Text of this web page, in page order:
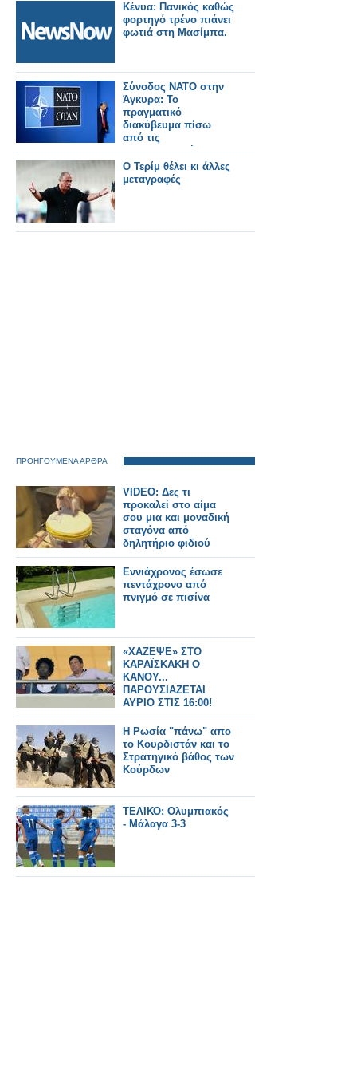
Κένυα: Πανικός καθώς
φορτηγό τρένο πιάνει
φωτιά στη Μασίμπα.
Σύνοδος ΝΑΤΟ στην
Άγκυρα: Το
πραγματικό
διακύβευμα πίσω
από τις
επικοινωνιακές
κορώνες και ο ρόλος
της Ελλάδας
Ο Τερίμ θέλει κι άλλες
μεταγραφές
ΠΡΟΗΓΟΥΜΕΝΑ ΑΡΘΡΑ
VIDEO: Δες τι
προκαλεί στο αίμα
σου μια και μοναδική
σταγόνα από
δηλητήριο φιδιού
Εννιάχρονος έσωσε
πεντάχρονο από
πνιγμό σε πισίνα
«ΧΑΖΕΨΕ» ΣΤΟ
ΚΑΡΑΪΣΚΑΚΗ Ο
ΚΑΝΟΥ...
ΠΑΡΟΥΣΙΑΖΕΤΑΙ
ΑΥΡΙΟ ΣΤΙΣ 16:00!
Η Ρωσία "πάνω" απο
το Κουρδιστάν και το
Στρατηγικό βάθος των
Κούρδων
ΤΕΛΙΚΟ: Ολυμπιακός
- Μάλαγα 3-3